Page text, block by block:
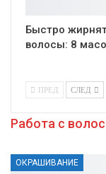
Быстро
волосы: 8
ПРЕД СЛЕД
Работа с
ОКРАШИВАНИЕ